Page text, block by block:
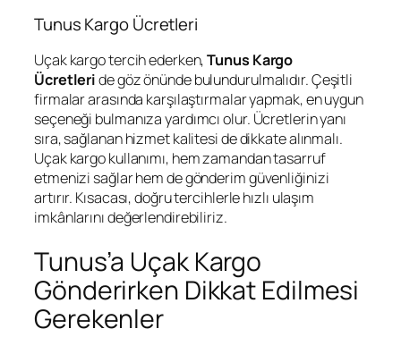
Tunus Kargo Ücretleri
Uçak kargo tercih ederken,Tunus Kargo
Ücretleride göz önünde bulundurulmalıdır. Çeşitli
firmalar arasında karşılaştırmalar yapmak, en uygun
seçeneği bulmanıza yardımcı olur. Ücretlerin yanı
sıra, sağlanan hizmet kalitesi de dikkate alınmalı.
Uçak kargo kullanımı, hem zamandan tasarruf
etmenizi sağlar hem de gönderim güvenliğinizi
artırır. Kısacası, doğru tercihlerle hızlı ulaşım
imkânlarını değerlendirebiliriz.
Tunus’a Uçak Kargo
Gönderirken Dikkat Edilmesi
Gerekenler